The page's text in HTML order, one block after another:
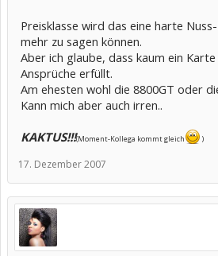
Preisklasse wird das eine harte
mehr zu sagen können.
Aber ich glaube, dass kaum ein
Ansprüche erfüllt.
Am ehesten wohl die 8800GT oder
Kann mich aber auch irren..
KAKTUS!!!(Moment-Kollega kommt gleich )
17. Dezember 2007